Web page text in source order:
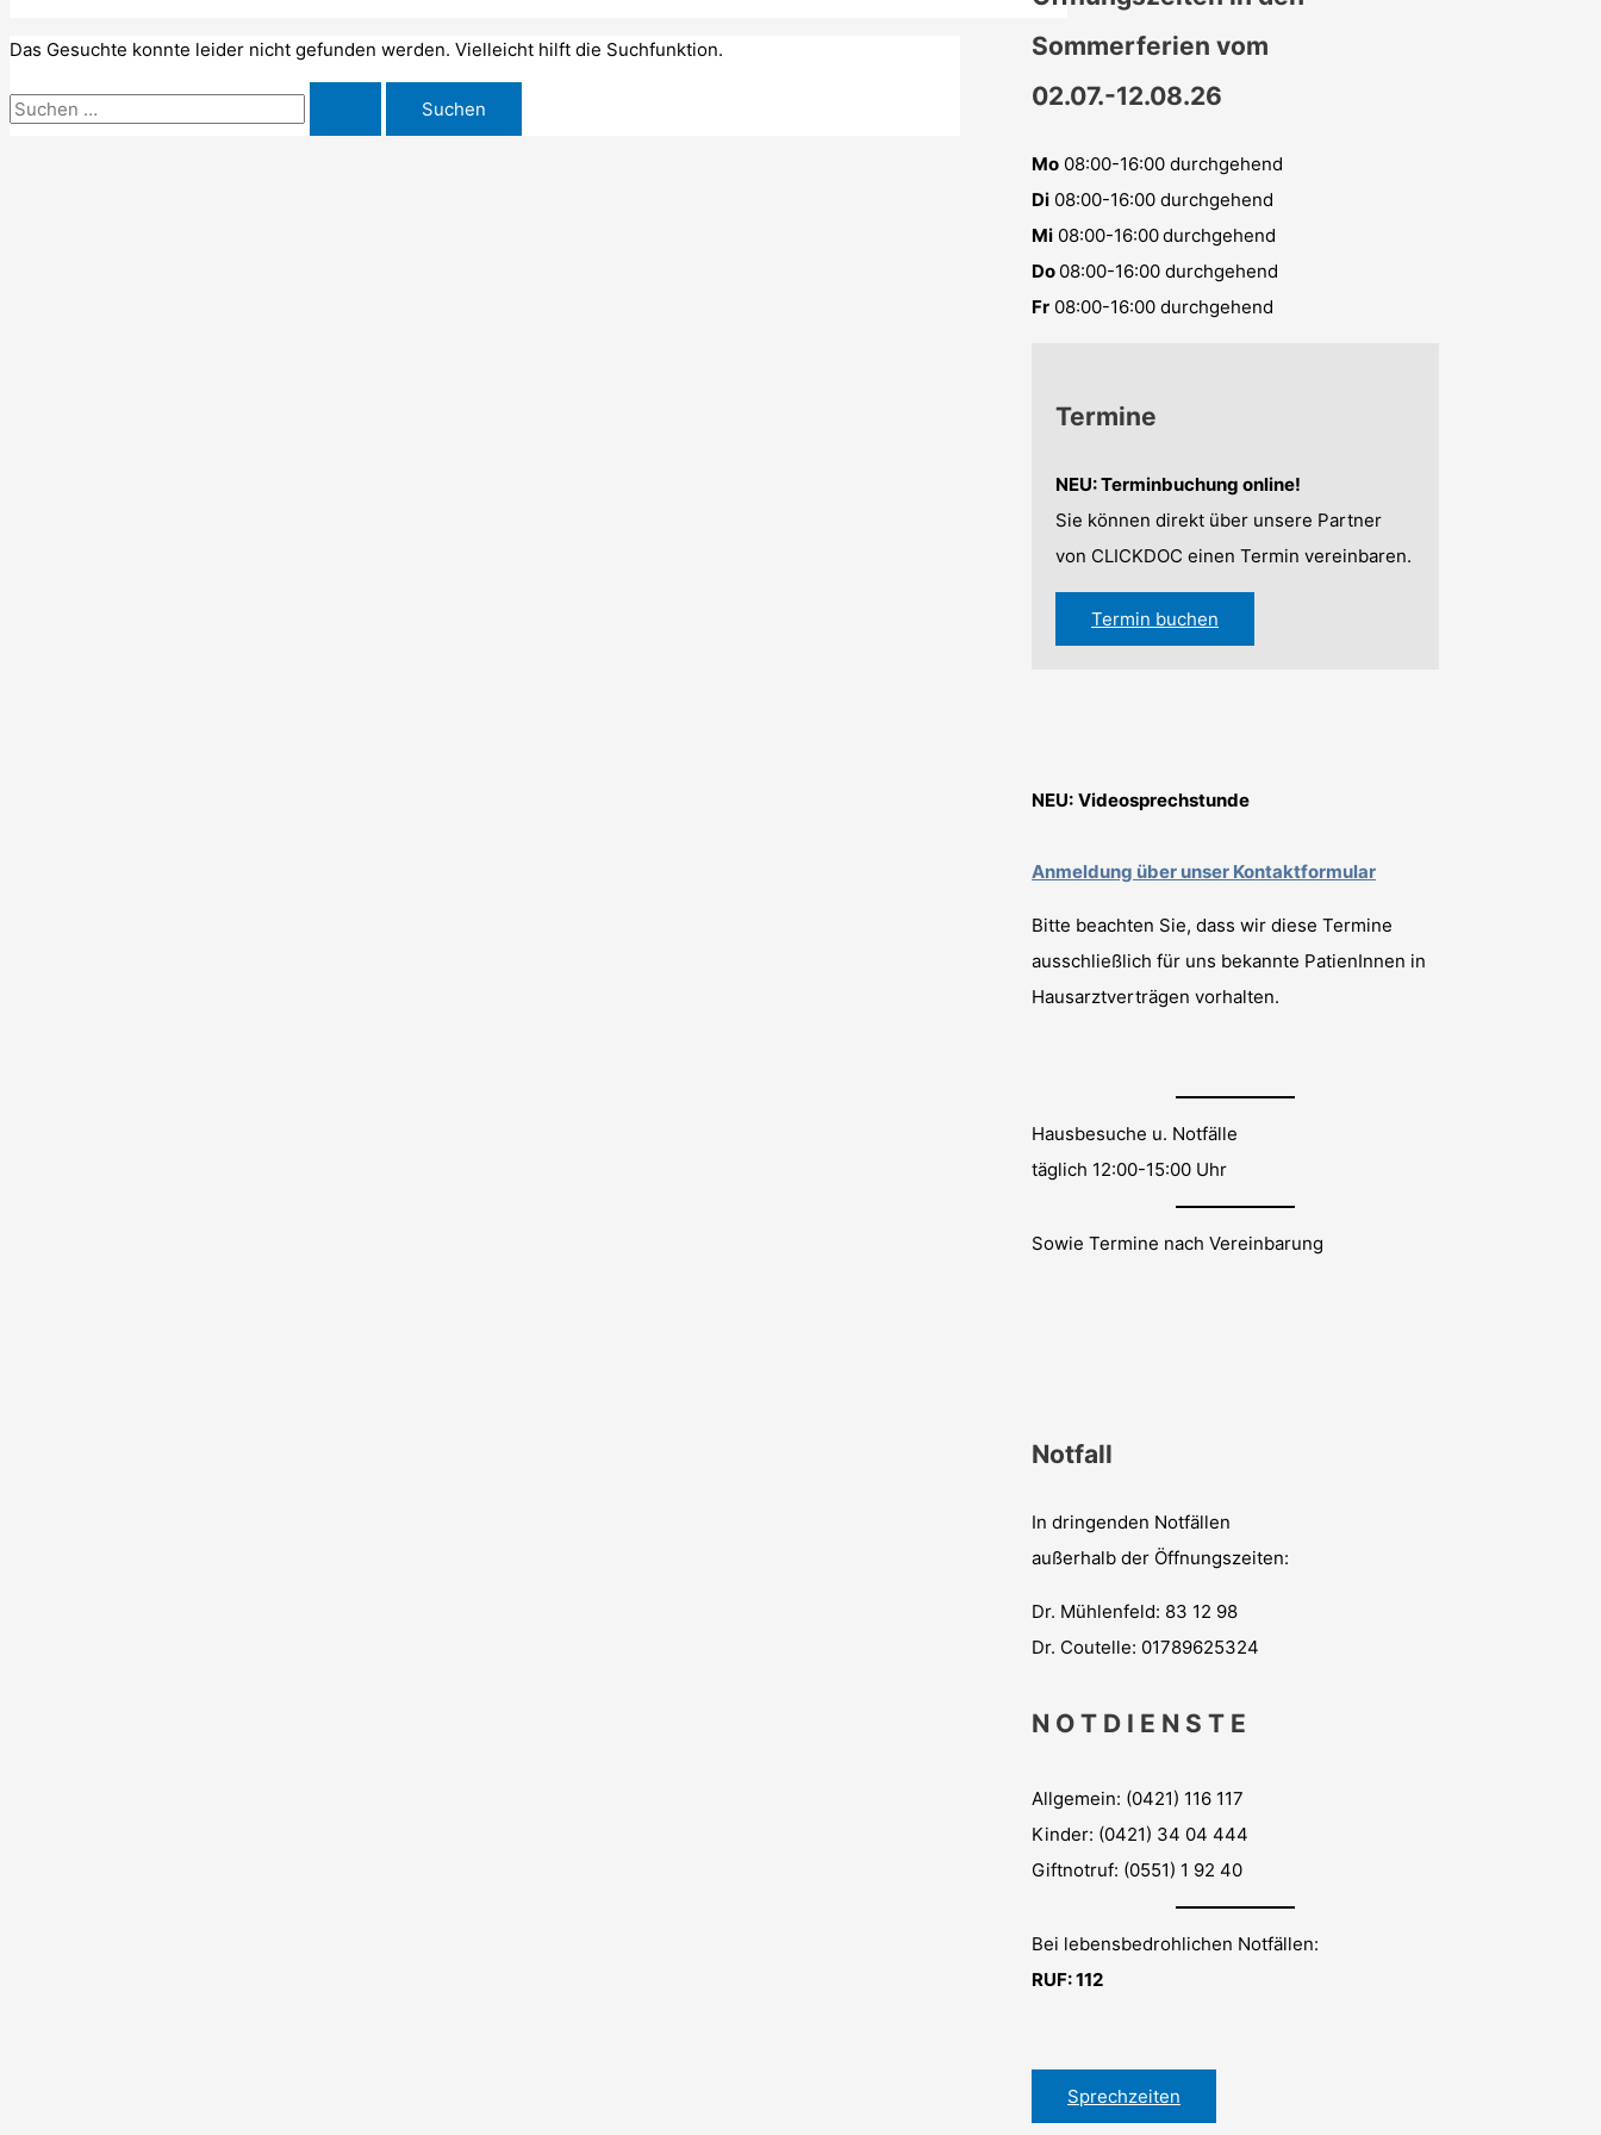
Das Gesuchte konnte leider nicht gefunden werden. Vielleicht hilft die Suchfunktion.
Suchen
nach:
Sommerferien vom
02.07.-12.08.26
Mo 08:00-16:00 durchgehend
Di 08:00-16:00 durchgehend
Mi 08:00-16:00durchgehend
Do 08:00-16:00 durchgehend
Fr 08:00-16:00 durchgehend
Termine
NEU: Terminbuchung online!
Sie können direkt über unsere Partner
von CLICKDOC einen Termin vereinbaren.
Termin buchen
NEU: Videosprechstunde
Anmeldung über unser Kontaktformular
Bitte beachten Sie, dass wir diese Termine
ausschließlich für uns bekannte PatienInnen in
Hausarztverträgen vorhalten.
Hausbesuche u. Notfälle
täglich 12:00-15:00 Uhr
Sowie Termine nach Vereinbarung
Notfall
In dringenden Notfällen
außerhalb der Öffnungszeiten:
Dr. Mühlenfeld: 83 12 98
Dr. Coutelle: 01789625324
N O T D I E N S T E
Allgemein: (0421) 116 117
Kinder: (0421) 34 04 444
Giftnotruf: (0551) 1 92 40
Bei lebensbedrohlichen Notfällen:
RUF: 112
Sprechzeiten